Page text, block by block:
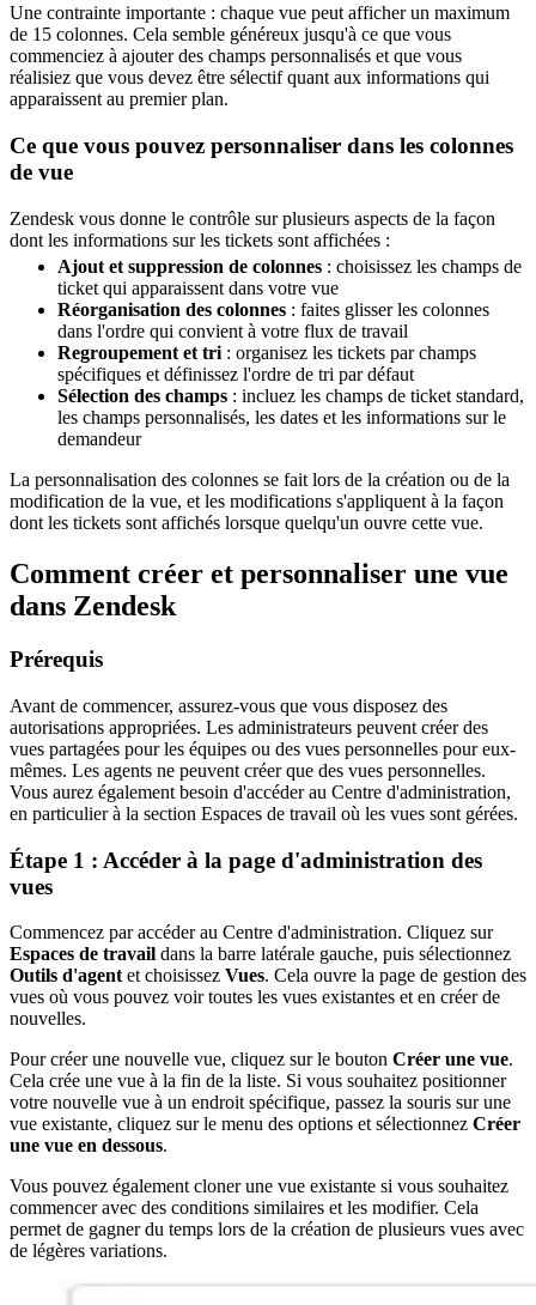
Une contrainte importante : chaque vue peut afficher un maximum
de 15 colonnes. Cela semble généreux jusqu'à ce que vous
commenciez à ajouter des champs personnalisés et que vous
réalisiez que vous devez être sélectif quant aux informations qui
apparaissent au premier plan.
Ce que vous pouvez personnaliser dans les colonnes
de vue
Zendesk vous donne le contrôle sur plusieurs aspects de la façon
dont les informations sur les tickets sont affichées :
Ajout et suppression de colonnes : choisissez les champs de
ticket qui apparaissent dans votre vue
Réorganisation des colonnes : faites glisser les colonnes
dans l'ordre qui convient à votre flux de travail
Regroupement et tri: organisez les tickets par champs
spécifiques et définissez l'ordre de tri par défaut
Sélection des champs : incluez les champs de ticket standard,
les champs personnalisés, les dates et les informations sur le
demandeur
La personnalisation des colonnes se fait lors de la création ou de la
modification de la vue, et les modifications s'appliquent à la façon
dont les tickets sont affichés lorsque quelqu'un ouvre cette vue.
Comment créer et personnaliser une vue
dans Zendesk
Prérequis
Avant de commencer, assurez-vous que vous disposez des
autorisations appropriées. Les administrateurs peuvent créer des
vues partagées pour les équipes ou des vues personnelles pour eux-
mêmes. Les agents ne peuvent créer que des vues personnelles.
Vous aurez également besoin d'accéder au Centre d'administration,
en particulier à la section Espaces de travail où les vues sont gérées.
Étape 1 : Accéder à la page d'administration des
vues
Commencez par accéder au Centre d'administration. Cliquez sur
Espaces de travail dans la barre latérale gauche, puis sélectionnez
Outils d'agent et choisissez Vues. Cela ouvre la page de gestion des
vues où vous pouvez voir toutes les vues existantes et en créer de
nouvelles.
Pour créer une nouvelle vue, cliquez sur le bouton Créer une vue.
Cela crée une vue à la fin de la liste. Si vous souhaitez positionner
votre nouvelle vue à un endroit spécifique, passez la souris sur une
vue existante, cliquez sur le menu des options et sélectionnez Créer
une vue en dessous.
Vous pouvez également cloner une vue existante si vous souhaitez
commencer avec des conditions similaires et les modifier. Cela
permet de gagner du temps lors de la création de plusieurs vues avec
de légères variations.